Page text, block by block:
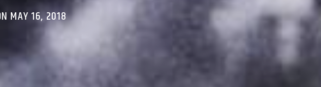
MAY 16, 2018